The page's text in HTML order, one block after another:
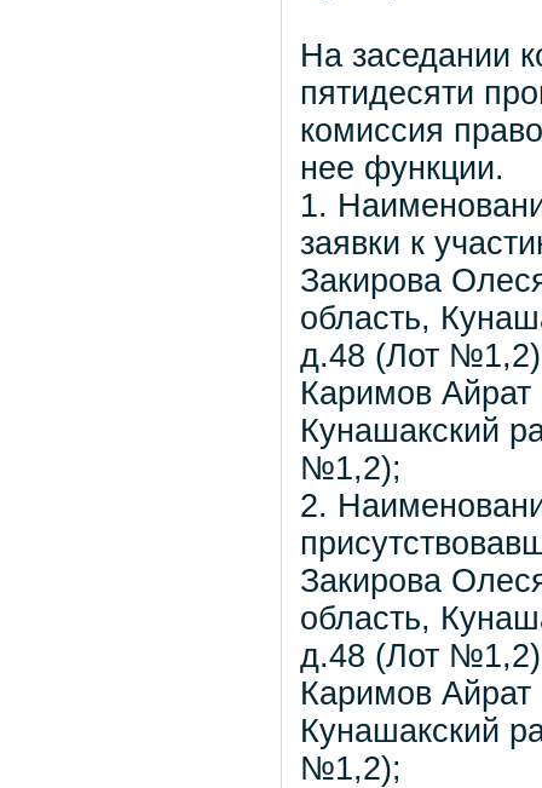
На заседании
пятидесяти
комиссия
нее функции.
1.
заявки к
Закирова
область,
д.48 (Лот
Каримов Айрат
Кунашакский
№1,2);
2.
Закирова
область,
д.48 (Лот
Каримов Айрат
Кунашакский
№1,2);